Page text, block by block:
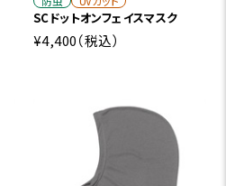
SCドットオンフェイスマスク
¥4,400（税込）